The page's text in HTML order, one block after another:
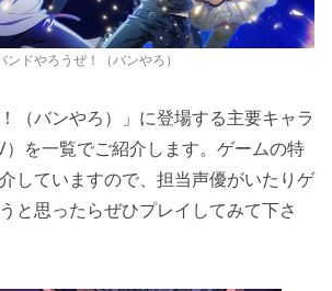
ンドやろうぜ！（バンやろ）
（バンやろ）」に登場する主要キャラ
）を一覧でご紹介します。ゲームの特
していますので、担当声優がいたりゲ
と思ったらぜひプレイしてみて下さ